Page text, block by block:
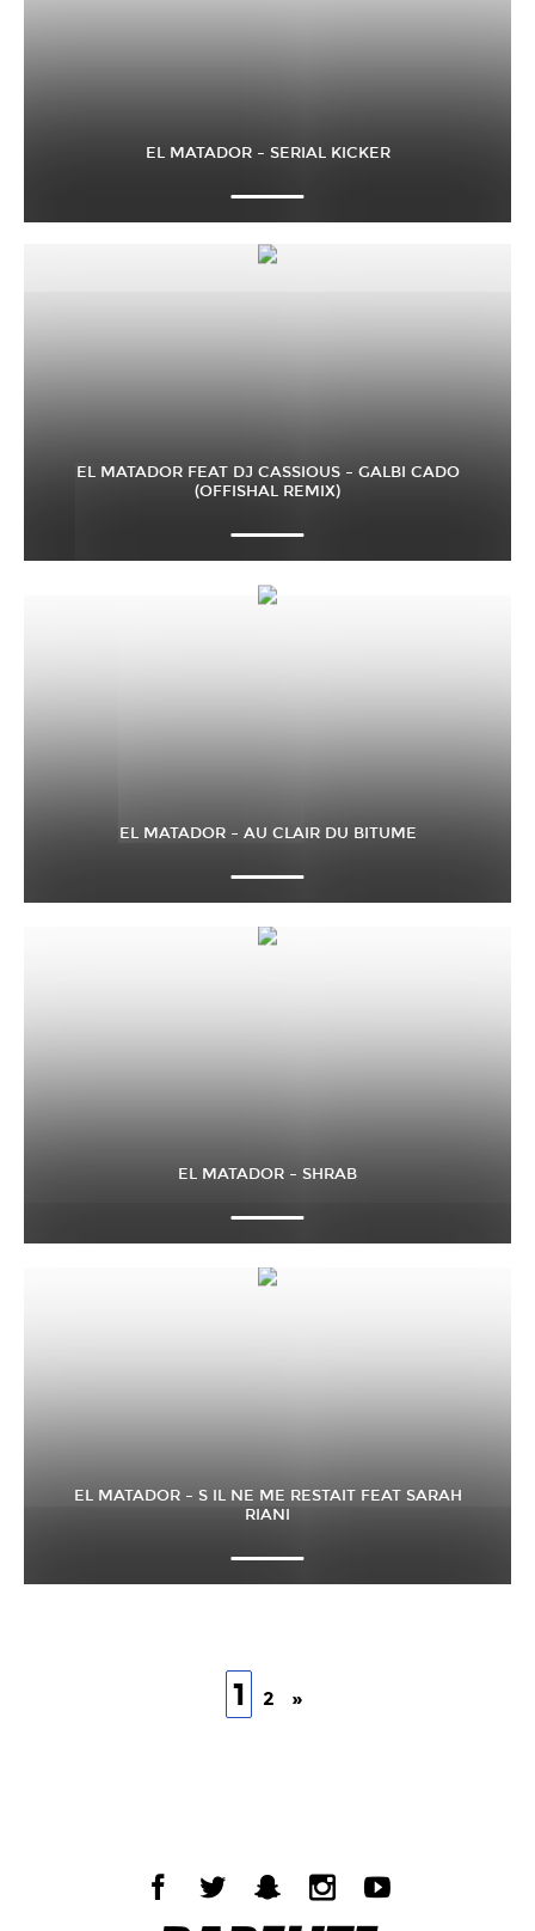
EL MATADOR – SERIAL KICKER
EL MATADOR FEAT DJ CASSIOUS – GALBI CADO
(OFFISHAL REMIX)
EL MATADOR – AU CLAIR DU BITUME
EL MATADOR – SHRAB
EL MATADOR – S IL NE ME RESTAIT FEAT SARAH
RIANI
1 2 »